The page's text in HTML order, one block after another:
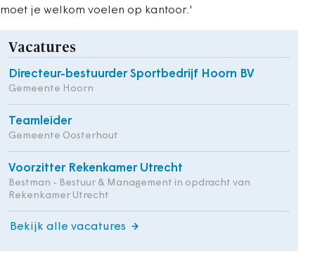
moet je welkom voelen op kantoor.'
Vacatures
Directeur-bestuurder Sportbedrijf Hoorn BV
Gemeente Hoorn
Teamleider
Gemeente Oosterhout
Voorzitter Rekenkamer Utrecht
Bestman - Bestuur & Management in opdracht van
Rekenkamer Utrecht
Bekijk alle vacatures